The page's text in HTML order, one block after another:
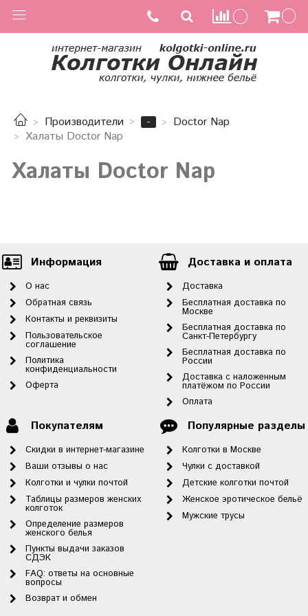
Производители -
Doctor Nap
Халаты Doctor Nap
Халаты Doctor Nap
Информация
О нас
Обратная связь
Контакты и реквизиты
Пользовательское
соглашение
Политика
конфиденциальности
Оферта
Доставка и оплата
Доставка
Бесплатная доставка по
Москве
Бесплатная доставка по
Санкт-Петербургу
Бесплатная доставка по
России
Доставка с наложенным
платёжом по России
Оплата
Покупателям
Скидки в интернет-магазине
Ваши отзывы о нас
Колготки и чулки почтой
Таблицы размеров женских
колготок
Определение размеров
женского белья
Пункты выдачи заказов
СДЭК
FAQ: ответы на основные
вопросы
Возврат и обмен
Популярные разделы
Колготки в Москве
Чулки с доставкой
Детские колготки почтой
Женское эротическое бельё
Мужские трусы